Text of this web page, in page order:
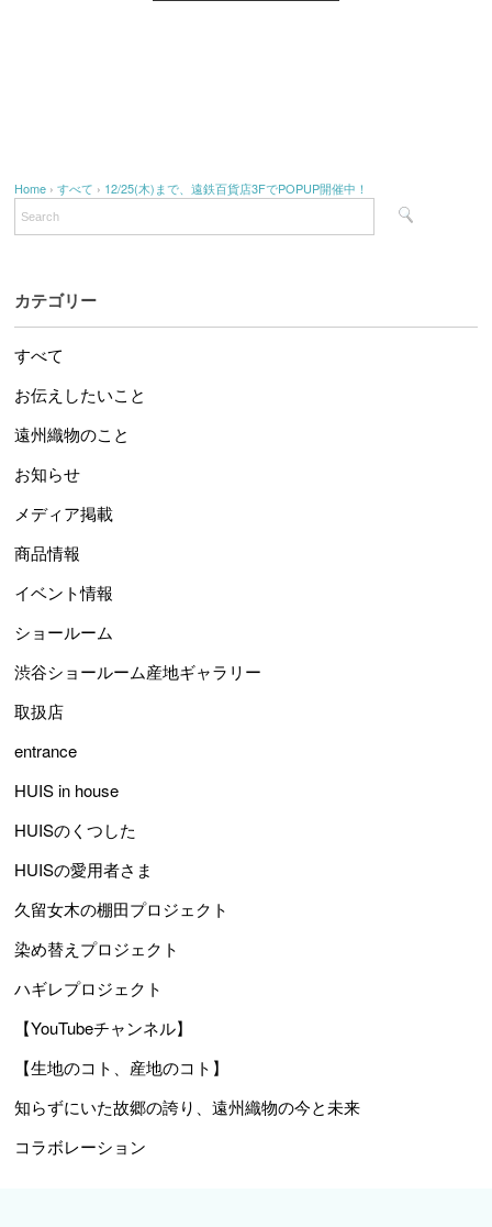
Home ›すべて › 12/25(木)まで、遠鉄百貨店3FでPOPUP開催中！
カテゴリー
すべて
お伝えしたいこと
遠州織物のこと
お知らせ
メディア掲載
商品情報
イベント情報
ショールーム
渋谷ショールーム産地ギャラリー
取扱店
entrance
HUIS in house
HUISのくつした
HUISの愛用者さま
久留女木の棚田プロジェクト
染め替えプロジェクト
ハギレプロジェクト
【YouTubeチャンネル】
【生地のコト、産地のコト】
知らずにいた故郷の誇り、遠州織物の今と未来
コラボレーション